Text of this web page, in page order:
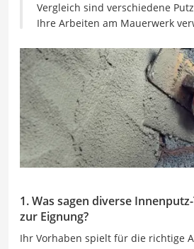
Vergleich sind verschiedene
Ihre Arbeiten am Mauerwerk
1. Was sagen diverse
zur Eignung?
Ihr Vorhaben spielt für die richtige